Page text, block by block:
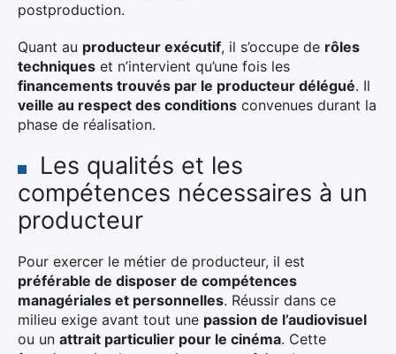
postproduction.
Quant au producteur exécutif, il s’occupe de rôles
techniques et n’intervient qu’une fois les
financements trouvés par le producteur délégué. Il
veille au respect des conditions convenues durant la
phase de réalisation.
Les qualités et les
compétences nécessaires à un
producteur
Pour exercer le métier de producteur, il est
préférable de disposer de compétences
managériales et personnelles. Réussir dans ce
milieu exige avant tout une passion de l’audiovisuel
ou un attrait particulier pour le cinéma. Cette